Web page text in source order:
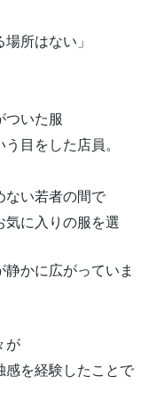
所はない」
ついた服
目をした店員。
ない若者の間で
気に入りの服を選
かに広がっていま
が
感を経験したことで